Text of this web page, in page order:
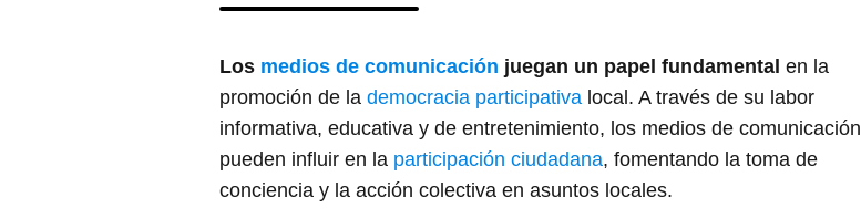
Los medios de comunicación juegan un papel fundamental en la
promoción de la democracia participativa local. A través de su labor
informativa, educativa y de entretenimiento, los medios de comunicación
pueden influir en la participación ciudadana, fomentando la toma de
conciencia y la acción colectiva en asuntos locales.